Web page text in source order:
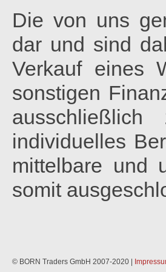
Die von uns
dar und sind
Verkauf eines
sonstigen
individuelles
mittelbare und
somit
© BORN Traders GmbH 2007-2020 |